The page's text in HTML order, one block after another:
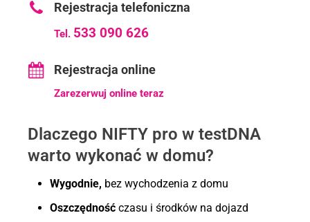
Rejestracja telefoniczna
Tel. 533 090 626
Rejestracja online
Zarezerwuj online teraz
Dlaczego NIFTY pro w testDNA
warto wykonać w domu?
Wygodnie, bez wychodzenia z domu
Oszczędność czasu i środków na dojazd